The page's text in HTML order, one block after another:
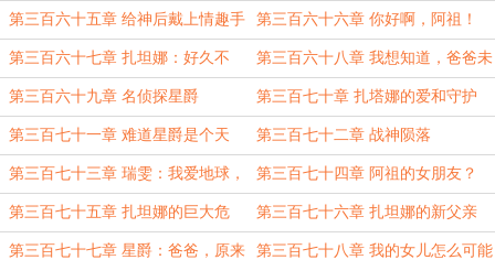
想与纯真，爸爸，我宁愿去死 大孝子
第三百六十五章 给神后戴上情趣手
铐
第三百六十六章 你好啊，阿祖！
第三百六十七章 扎坦娜：好久不
见，先生。
第三百六十八章 我想知道，爸爸未
来会有几个老婆？
第三百六十九章 名侦探星爵 第三百七十章 扎塔娜的爱和守护
第三百七十一章 难道星爵是个天
才？
第三百七十二章 战神陨落
第三百七十三章 瑞雯：我爱地球，
也更爱爸爸
第三百七十四章 阿祖的女朋友？
第三百七十五章 扎坦娜的巨大危
机！
第三百七十六章 扎坦娜的新父亲
——彼得.帕德里克
第三百七十七章 星爵：爸爸，原来 第三百七十八章 我的女儿怎么可能